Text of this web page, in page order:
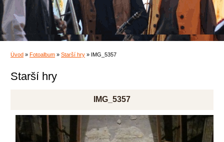
Úvod » Fotoalbum » Starší hry » IMG_5357
Starší hry
IMG_5357